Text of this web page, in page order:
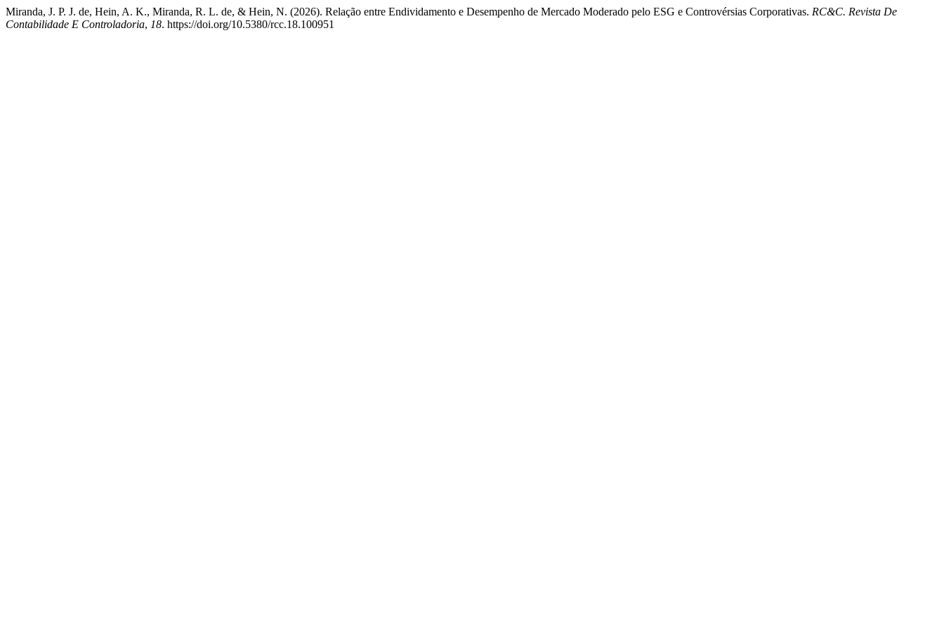
Miranda, J. P. J. de, Hein, A. K., Miranda, R. L. de, & Hein, N. (2026). Relação entre Endividamento e Desempenho de Mercado Moderado pelo ESG e Controvérsias Corporativas. RC&C. Revista De
Contabilidade E Controladoria, 18. https://doi.org/10.5380/rcc.18.100951